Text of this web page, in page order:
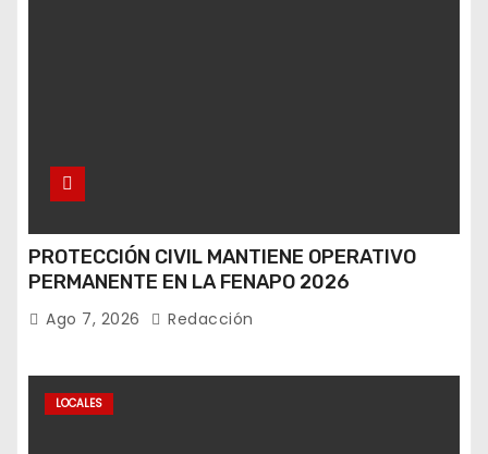
PROTECCIÓN CIVIL MANTIENE OPERATIVO
PERMANENTE EN LA FENAPO 2026
Ago 7, 2026 Redacción
LOCALES